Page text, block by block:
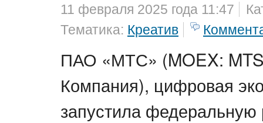
11 февраля 2025 года 11:47
Тематика: Креатив
ПАО «МТС» (MOEX:
Компания), цифровая
запустила